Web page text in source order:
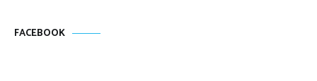
FACEBOOK